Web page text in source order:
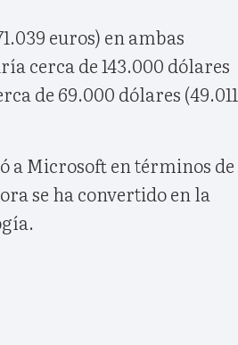
euros) en ambas
cerca de 143.000 dólares
de 69.000 dólares (49.011
a Microsoft en términos de
se ha convertido en la